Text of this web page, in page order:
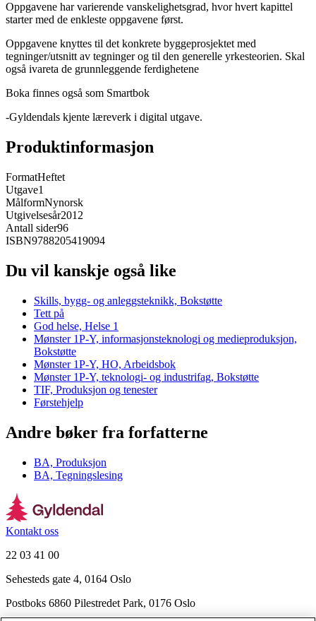
Oppgavene har varierende vanskelighetsgrad, hvor hvert kapittel
starter med de enkleste oppgavene først.
Oppgavene knyttes til det konkrete byggeprosjektet med
tegninger/utsnitt av tegninger og til den generelle yrkesteorien. Skal
også ivareta de grunnleggende ferdighetene
Boka finnes også som Smartbok
-Gyldendals kjente læreverk i digital utgave.
Produktinformasjon
FormatHeftet
Utgave1
MålformNynorsk
Utgivelsesår2012
Antall sider96
ISBN9788205419094
Du vil kanskje også like
Skills, bygg- og anleggsteknikk, Bokstøtte
Tett på
God helse, Helse 1
Mønster 1P-Y, informasjonsteknologi og medieproduksjon,
Bokstøtte
Mønster 1P-Y, HO, Arbeidsbok
Mønster 1P-Y, teknologi- og industrifag, Bokstøtte
TIF, Produksjon og tenester
Førstehjelp
Andre bøker fra forfatterne
BA, Produksjon
BA, Tegningslesing
Kontakt oss
22 03 41 00
Sehesteds gate 4, 0164 Oslo
Postboks 6860 Pilestredet Park, 0176 Oslo